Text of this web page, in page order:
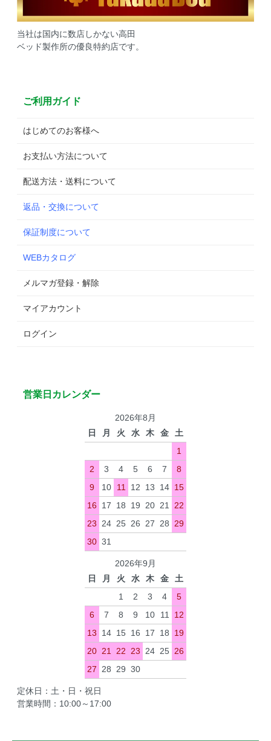
当社は国内に数店しかない高田
ベッド製作所の優良特約店です。
ご利用ガイド
はじめてのお客様へ
お支払い方法について
配送方法・送料について
返品・交換について
保証制度について
WEBカタログ
メルマガ登録・解除
マイアカウント
ログイン
営業日カレンダー
2026年8月
日
月 火 水 木 金
土
1
2
3 4 5 6 7
8
9
10 11 12 13 14 15
16 17 18 19 20 21
22
23
24 25 26 27 28
29
30 31
2026年9月
日
月 火 水 木 金
土
1
2 3 4
5
6
7 8 9 10 11
12
13
14 15 16 17 18
19
20 21 22 23 24 25 26
27
28 29 30
定休日：土・日・祝日
営業時間：10:00～17:00